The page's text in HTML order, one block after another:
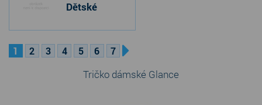
Dětské
1 2 3 4 5 6 7
Tričko dámské Glance